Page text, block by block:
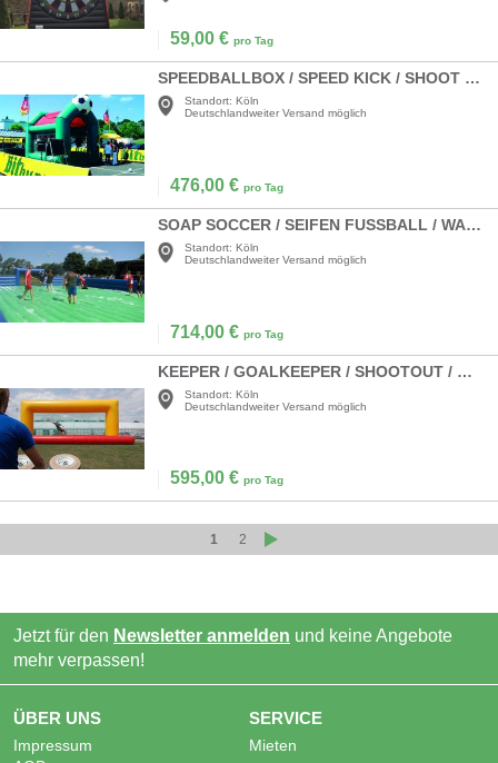
59,00 € pro Tag
SPEEDBALLBOX / SPEED KICK / SHOOT OUT
Standort: Köln
Deutschlandweiter Versand möglich
476,00 € pro Tag
SOAP SOCCER / SEIFEN FUSSBALL / WASSER-FUSSBALL
Standort: Köln
Deutschlandweiter Versand möglich
714,00 € pro Tag
KEEPER / GOALKEEPER / SHOOTOUT / MEGA-KEEPER
Standort: Köln
Deutschlandweiter Versand möglich
595,00 € pro Tag
1 2
Jetzt für den Newsletter anmelden und keine Angebote
mehr verpassen!
ÜBER UNS
Impressum
SERVICE
Mieten